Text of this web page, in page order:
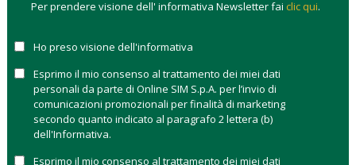
dell’Africa.
AFRICA: I PUNTI DI FORZA E DI DEBOLEZZA
DELL’ECONOMIA
Il 2023 per l’Africa è stato un anno complicato. La guerra civile
in Sudan si sta diffondendo alimentata anche da potenze
esterne, i colpi di Stato in Sahel hanno destabilizzato la
democrazia così come le elezioni in Repubblica Democratica
Per prendere visione dell' informativa Newsletter fai clic qui.
Ho preso visione dell'informativa
Esprimo il mio consenso al trattamento dei miei dati
personali da parte di Online SIM S.p.A. per l’invio di
comunicazioni promozionali per finalità di marketing
secondo quanto indicato al paragrafo 2 lettera (b)
dell'Informativa.
Esprimo il mio consenso al trattamento dei miei dati